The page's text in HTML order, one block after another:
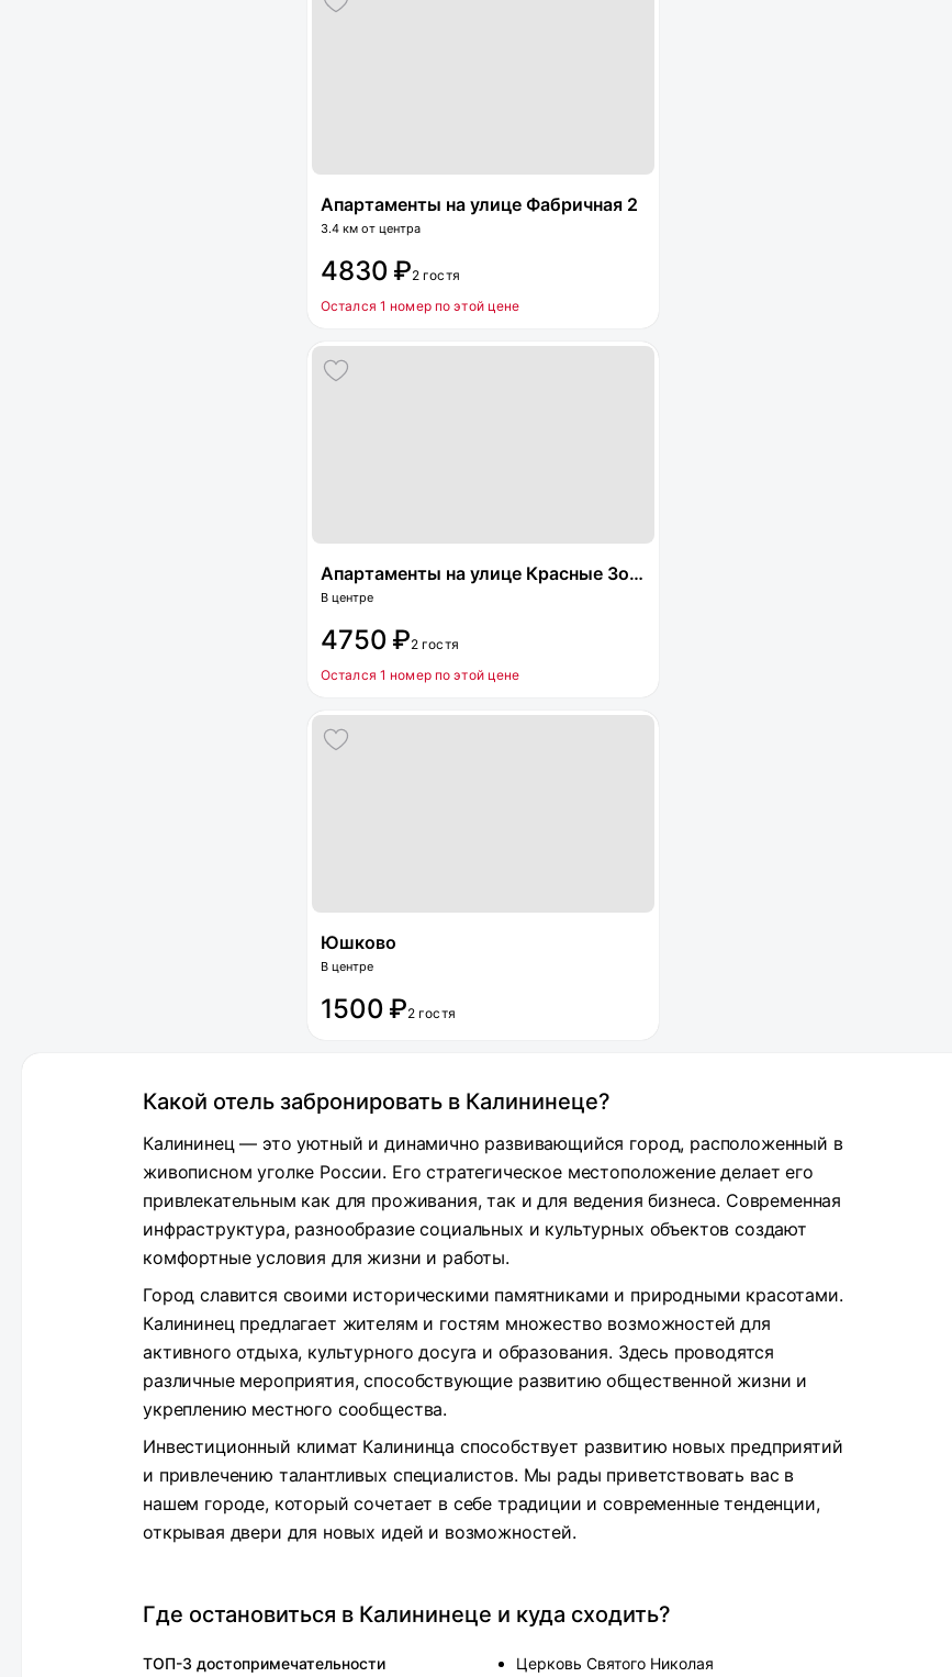
Апартаменты на улице Фабричная 2
3.4 км от центра
4830 ₽2 гостя
Остался 1 номер по этой цене
Апартаменты на улице Красные Зори 2А
В центре
4750 ₽2 гостя
Остался 1 номер по этой цене
Юшково
В центре
1500 ₽2 гостя
Какой отель забронировать в Калининеце?
Калининец — это уютный и динамично развивающийся город, расположенный в
живописном уголке России. Его стратегическое местоположение делает его
привлекательным как для проживания, так и для ведения бизнеса. Современная
инфраструктура, разнообразие социальных и культурных объектов создают
комфортные условия для жизни и работы.
Город славится своими историческими памятниками и природными красотами.
Калининец предлагает жителям и гостям множество возможностей для
активного отдыха, культурного досуга и образования. Здесь проводятся
различные мероприятия, способствующие развитию общественной жизни и
укреплению местного сообщества.
Инвестиционный климат Калининца способствует развитию новых предприятий
и привлечению талантливых специалистов. Мы рады приветствовать вас в
нашем городе, который сочетает в себе традиции и современные тенденции,
открывая двери для новых идей и возможностей.
Где остановиться в Калининеце и куда сходить?
ТОП-3 достопримечательности
Церковь Святого Николая